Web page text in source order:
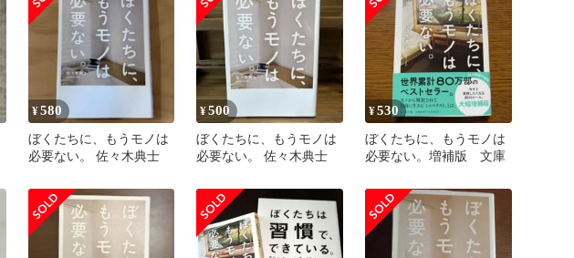
¥580
ぼくたちに、もうモノは
必要ない。 佐々木典士
¥500
ぼくたちに、もうモノは
必要ない。 佐々木典士
¥530
ぼくたちに、もうモノは
必要ない。増補版 文庫